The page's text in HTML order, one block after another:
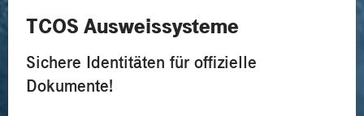
TCOS Ausweissysteme
Sichere Identitäten für offizielle
Dokumente!